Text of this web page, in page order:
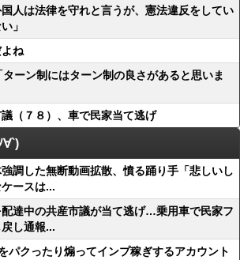
人は法律を守れと言うが、憲法違反をしてい
」
ね
ーン制にはターン制の良さがあると思いま
（７８）、車で民家当て逃げ
∀`)
調した無断動画拡散、憤る踊り手「悲しいし
ースは...
配達中の共産市議が当て逃げ…乗用車で民家フ
し通報...
パクったり煽ってインプ稼ぎするアカウント